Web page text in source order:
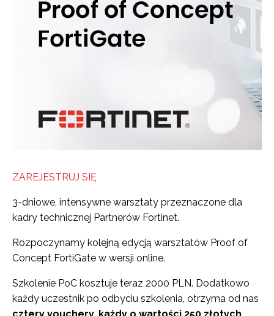
ZAREJESTRUJ SIĘ
3-dniowe, intensywne warsztaty przeznaczone dla
kadry technicznej Partnerów Fortinet.
Rozpoczynamy kolejną edycją warsztatów Proof of
Concept FortiGate w wersji online.
Szkolenie PoC kosztuje teraz 2000 PLN. Dodatkowo
każdy uczestnik po odbyciu szkolenia, otrzyma od nas